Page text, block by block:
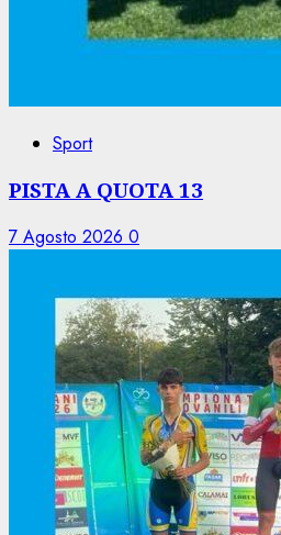
Sport
PISTA A QUOTA 13
7 Agosto 2026 0